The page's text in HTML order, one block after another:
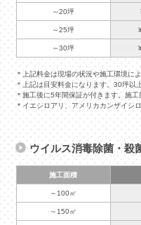
～20坪
～25坪
～30坪
＊上記料金は現場の状況や施工環境に
＊上記は目安料金になります。30坪以
＊施工後に5年間保証が付きます。施
＊イエシロアリ、アメリカカンザイシ
ウイルス消毒除菌・殺
施工面積
～100㎡
～150㎡